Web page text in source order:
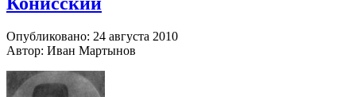
Опубликовано: 24 августа 2010
Автор: Иван Мартынов